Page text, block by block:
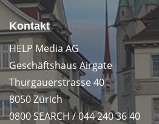
Kontakt
HELP Media AG
Geschäftshaus Airgate
Thurgauerstrasse 40
8050 Zürich
0800 SEARCH / 044 240 36 40